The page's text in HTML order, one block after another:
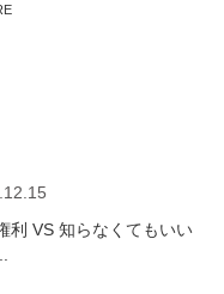
利 VS 知らなくてもいい